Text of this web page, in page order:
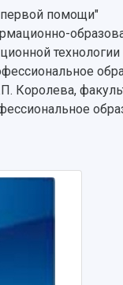
помощи"
Королева,